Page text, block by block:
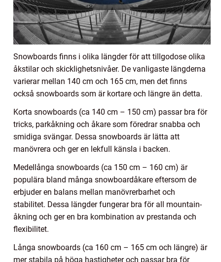
Snowboards finns i olika längder för att tillgodose olika
åkstilar och skicklighetsnivåer. De vanligaste längderna
varierar mellan 140 cm och 165 cm, men det finns
också snowboards som är kortare och längre än detta.
Korta snowboards (ca 140 cm – 150 cm) passar bra för
tricks, parkåkning och åkare som föredrar snabba och
smidiga svängar. Dessa snowboards är lätta att
manövrera och ger en lekfull känsla i backen.
Medellånga snowboards (ca 150 cm – 160 cm) är
populära bland många snowboardåkare eftersom de
erbjuder en balans mellan manövrerbarhet och
stabilitet. Dessa längder fungerar bra för all mountain-
åkning och ger en bra kombination av prestanda och
flexibilitet.
Långa snowboards (ca 160 cm – 165 cm och längre) är
mer stabila på höga hastigheter och passar bra för